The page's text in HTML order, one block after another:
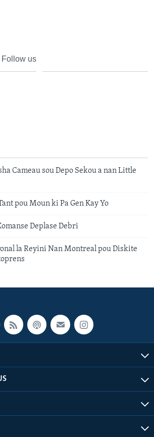
Follow us
Cameau sou Depo Sekou a nan Little
pou Moun ki Pa Gen Kay Yo
Deplase Debri
la Reyini Nan Montreal pou Diskite